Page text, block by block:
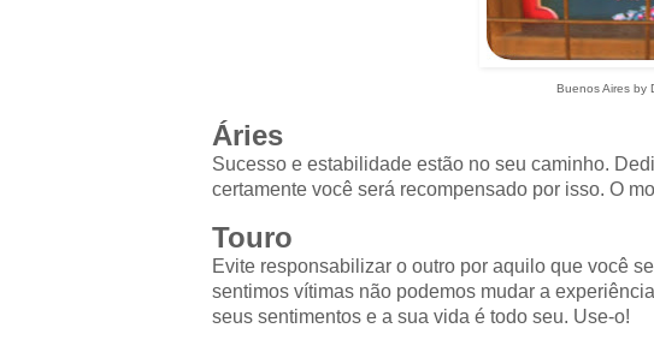
Buenos Aires by
Áries
Sucesso e estabilidade estão no seu caminho.
certamente você será recompensado por isso. O
Touro
Evite responsabilizar o outro por aquilo que você
sentimos vítimas não podemos mudar a
seus sentimentos e a sua vida é todo seu. Use-o!